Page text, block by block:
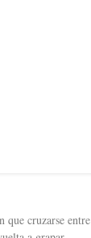
que cruzarse entre